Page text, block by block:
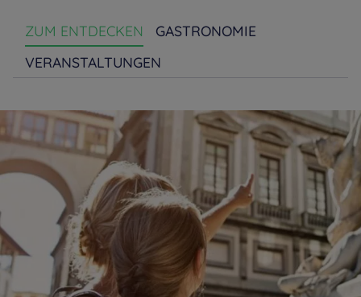
ZUM ENTDECKEN
GASTRONOMIE
VERANSTALTUNGEN